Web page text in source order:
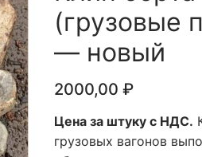
(грузовые
— новый
2000,00 ₽
Цена за штуку с НДС.
грузовых вагонов